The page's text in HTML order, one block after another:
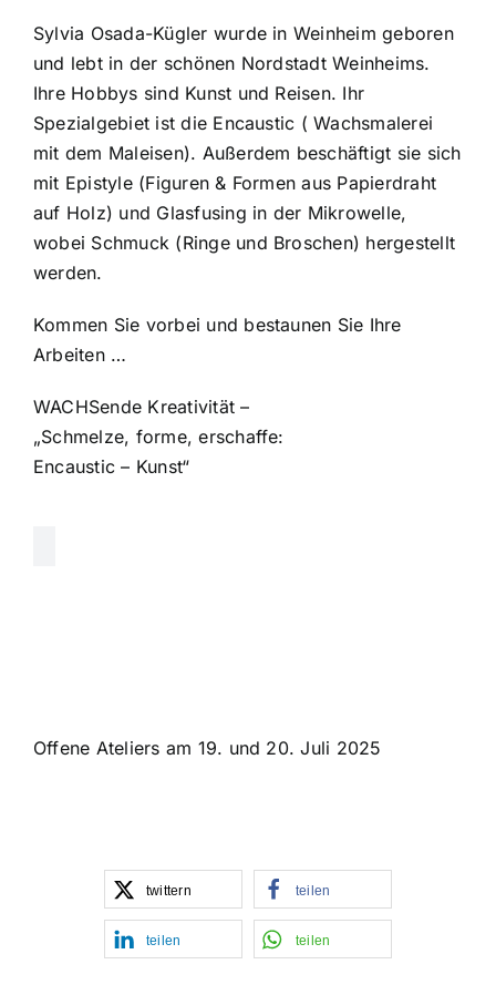
Sylvia Osada-Kügler wurde in Weinheim geboren
und lebt in der schönen Nordstadt Weinheims.
Ihre Hobbys sind Kunst und Reisen. Ihr
Spezialgebiet ist die Encaustic ( Wachsmalerei
mit dem Maleisen). Außerdem beschäftigt sie sich
mit Epistyle (Figuren & Formen aus Papierdraht
auf Holz) und Glasfusing in der Mikrowelle,
wobei Schmuck (Ringe und Broschen) hergestellt
werden.
Kommen Sie vorbei und bestaunen Sie Ihre
Arbeiten …
WACHSende Kreativität –
„Schmelze, forme, erschaffe:
Encaustic – Kunst“
Offene Ateliers am 19. und 20. Juli 2025
twittern teilen
teilen teilen